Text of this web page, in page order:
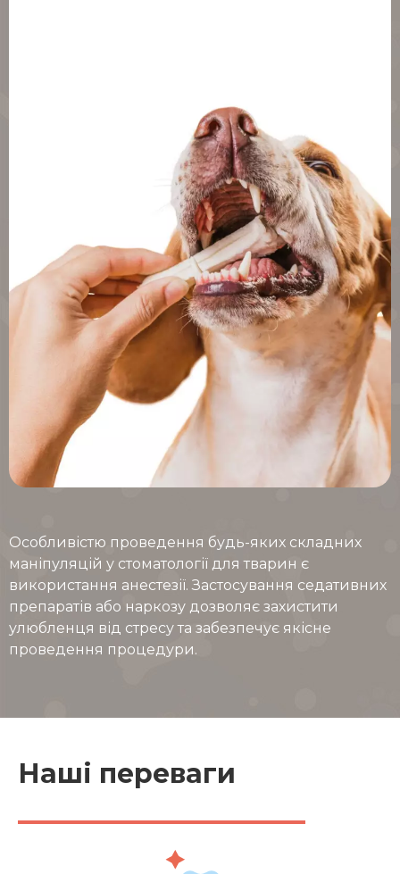
Особливістю проведення будь-яких складних
маніпуляцій у стоматології для тварин є
використання анестезії. Застосування седативних
препаратів або наркозу дозволяє захистити
улюбленця від стресу та забезпечує якісне
проведення процедури.
Наші переваги